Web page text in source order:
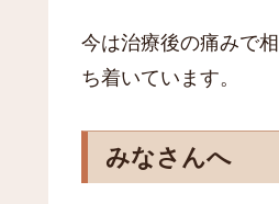
今は治療後の痛みで
ち着いています。
みなさんへ